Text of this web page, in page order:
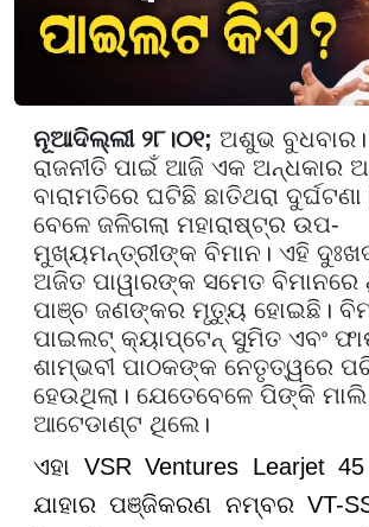
ନୂଆଦିଲ୍ଲୀ ୨୮।୦୧; ଅଶୁଭ ବୁଧବାର।
ରାଜନୀତି ପାଇଁ ଆଜି ଏକ ଅନ୍ଧକାର
ବାରାମତିରେ ଘଟିଛି ଛାତିଥରା
ବେଳେ ଜଳିଗଲା ମହାରାଷ୍ଟ୍ର ଉପ-
ମୁଖ୍ୟମନ୍ତ୍ରୀଙ୍କ ବିମାନ। ଏହି
ଅଜିତ ପାୱାରଙ୍କ ସମେତ ବିମାନରେ
ପାଞ୍ଚ ଜଣଙ୍କର ମୃତ୍ୟୁ ହୋଇଛି।
ପାଇଲଟ୍ କ୍ୟାପ୍ଟେନ୍ ସୁମିତ ଏବଂ
ଶାମ୍ଭବୀ ପାଠକଙ୍କ ନେତୃତ୍ୱରେ
ହେଉଥିଲା। ଯେତେବେଳେ ପିଙ୍କି
ଆଟେଡାଣ୍ଟ ଥିଲେ।
ଏହା VSR Ventures Learjet
ଯାହାର ପଞ୍ଜିକରଣ ନମ୍ବର VT-